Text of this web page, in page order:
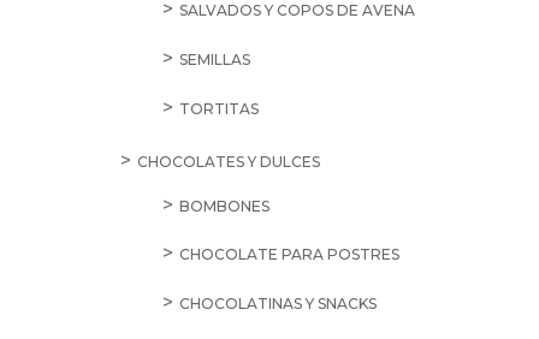
SALVADOS Y COPOS DE AVENA
SEMILLAS
TORTITAS
CHOCOLATES Y DULCES
BOMBONES
CHOCOLATE PARA POSTRES
CHOCOLATINAS Y SNACKS